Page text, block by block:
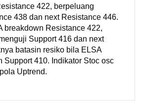
422, berpeluang
438 dan next Resistance 446.
breakdown Resistance 422,
Support 416 dan next
batasin resiko bila ELSA
Support 410. Indikator Stoc osc
Uptrend.